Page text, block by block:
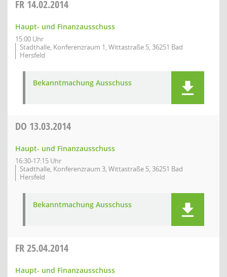
FR 14.02.2014
Haupt- und Finanzausschuss
15:00 Uhr
Stadthalle, Konferenzraum 1, Wittastraße 5, 36251 Bad
Hersfeld
Bekanntmachung Ausschuss
DO 13.03.2014
Haupt- und Finanzausschuss
16:30-17:15 Uhr
Stadthalle, Konferenzraum 3, Wittastraße 5, 36251 Bad
Hersfeld
Bekanntmachung Ausschuss
FR25.04.2014
Haupt- und Finanzausschuss